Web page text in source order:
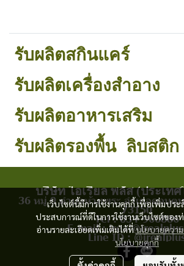
รับผลิตสกินแคร์
รับผลิตเครื่องสำอาง
รับผลิตอาหารเสริม
รับผลิตรองพื้น ลิบสติก
เว็บไซต์นี้มีการใช้งานคุกกี้ เพื่อเพิ่มปร
ประสบการณ์ที่ดีในการใช้งานเว็บไซต์ของ
อ่านรายละเอียดเพิ่มเติมได้ที่นโยบายควา
นโยบายคุกกี้
บริษัท ไอเรียล พลัส (ประเท
36 หมู่ 9 ตำบลห้วยพระ อำเภอดอนตู
73150
Tel : 034-966886
E-mail :
Line ID :